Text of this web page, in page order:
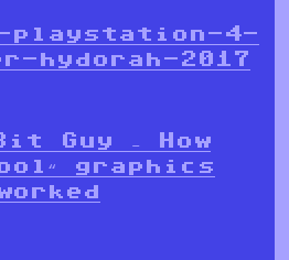
4-
hydorah-2017
Guy – How
graphics